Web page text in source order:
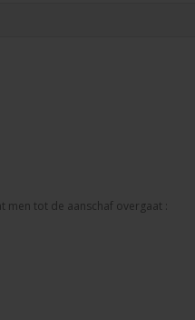
men tot de aanschaf overgaat :